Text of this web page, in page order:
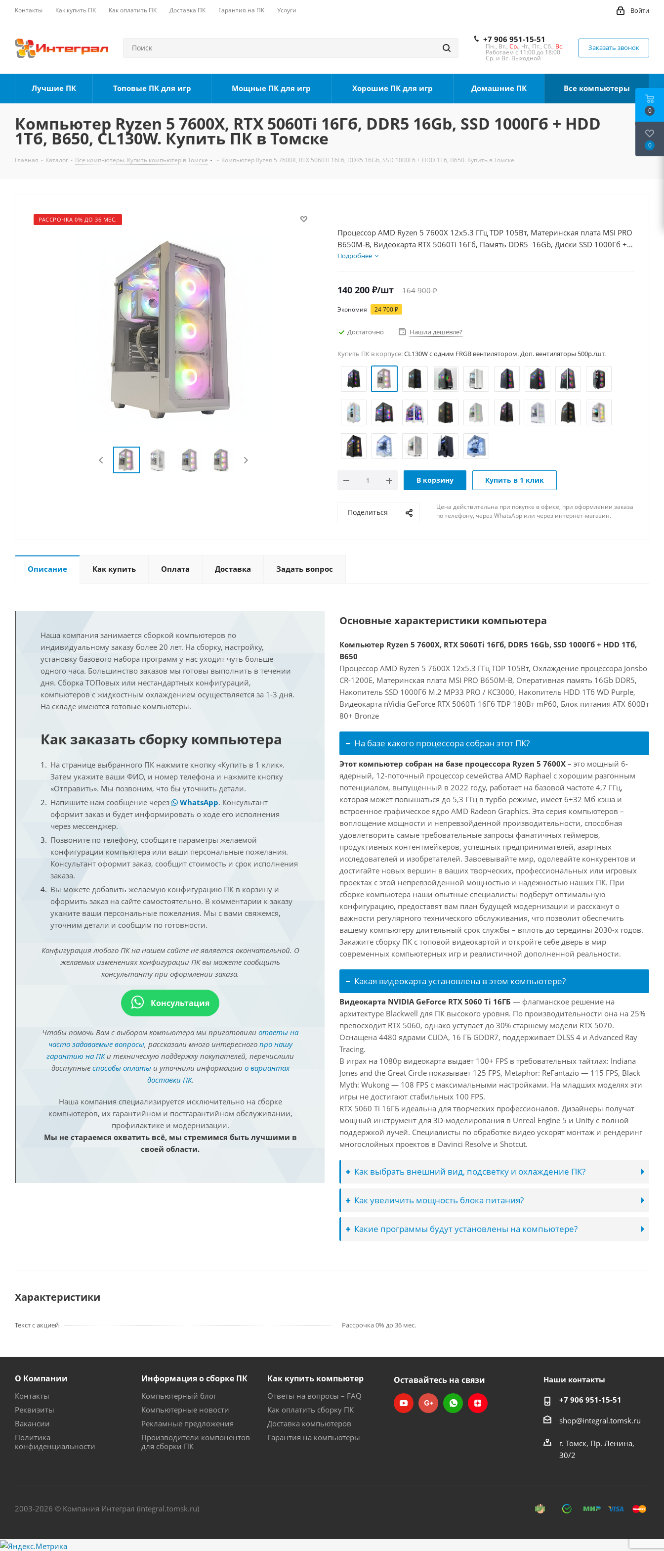
Контакты Как купить ПК Как оплатить ПК Доставка ПК Гарантия на ПК Услуги Войти
+7 906 951-15-51
Пн., Вт., Ср., Чт., Пт., Сб., Вс.
Работаем с 11:00 до 18:00
Ср. и Вс. Выходной
Заказать звонок
Лучшие ПК Топовые ПК для игр Мощные ПК для игр Хорошие ПК для игр Домашние ПК Все компьютеры
Компьютер Ryzen 5 7600X, RTX 5060Ti 16Гб, DDR5 16Gb, SSD 1000Гб + HDD
1Тб, B650, CL130W. Купить ПК в Томске
Главная - Каталог - Все компьютеры. Купить компьютер в Томске - Компьютер Ryzen 5 7600X, RTX 5060Ti 16Гб, DDR5 16Gb, SSD 1000Гб + HDD 1Тб, B650. Купить в Томске
РАССРОЧКА 0% ДО 36 МЕС.
Процессор AMD Ryzen 5 7600X 12x5.3 ГГц TDP 105Вт, Материнская плата MSI PRO
B650M-B, Видеокарта RTX 5060Ti 16Гб, Память DDR5 16Gb, Диски SSD 1000Гб +
HDD 1Тб, БП 600Вт
Подробнее
140 200 ₽/шт 164 900₽
Экономия 24 700₽
Достаточно Нашли дешевле?
Купить ПК в корпусе:CL130W c одним FRGB вентилятором. Доп. вентиляторы 500р./шт.
В корзину Купить в 1 клик
Поделиться
Цена действительна при покупке в офисе, при оформлении заказа
по телефону, через WhatsApp или через интернет-магазин.
Описание Как купить Оплата Доставка Задать вопрос
Наша компания занимается сборкой компьютеров по
индивидуальному заказу более 20 лет. На сборку, настройку,
установку базового набора программ у нас уходит чуть больше
одного часа. Большинство заказов мы готовы выполнить в течении
дня. Сборка ТОПовых или нестандартных конфигураций,
компьютеров с жидкостным охлаждением осуществляется за 1-3 дня.
На складе имеются готовые компьютеры.
Как заказать сборку компьютера
На странице выбранного ПК нажмите кнопку «Купить в 1 клик».
Затем укажите ваши ФИО, и номер телефона и нажмите кнопку
«Отправить». Мы позвоним, что бы уточнить детали.
Напишите нам сообщение через
WhatsApp. Консультант
оформит заказ и будет информировать о ходе его исполнения
через мессенджер.
Позвоните по телефону, сообщите параметры желаемой
конфигурации компьютера или ваши персональные пожелания.
Консультант оформит заказ, сообщит стоимость и срок исполнения
заказа.
Вы можете добавить желаемую конфигурацию ПК в корзину и
оформить заказ на сайте самостоятельно. В комментарии к заказу
укажите ваши персональные пожелания. Мы с вами свяжемся,
уточним детали и сообщим по готовности.
Конфигурация любого ПК на нашем сайте не является окончательной. О
желаемых изменениях конфигурации ПК вы можете сообщить
консультанту при оформлении заказа.
Консультация
Чтобы помочь Вам с выбором компьютера мы приготовили ответы на
часто задаваемые вопросы, рассказали много интересного про нашу
гарантию на ПКи техническую поддержку покупателей, перечислили
доступные способы оплатыи уточнили информацию о вариантах
доставки ПК.
Наша компания специализируется исключительно на сборке
компьютеров, их гарантийном и постгарантийном обслуживании,
профилактике и модернизации.
Мы не стараемся охватить всё, мы стремимся быть лучшими в
своей области.
Основные характеристики компьютера
Компьютер Ryzen 5 7600X, RTX 5060Ti 16Гб, DDR5 16Gb, SSD 1000Гб + HDD 1Тб,
B650
Процессор AMD Ryzen 5 7600X 12x5.3 ГГц TDP 105Вт, Охлаждение процессора Jonsbo
CR-1200E, Материнская плата MSI PRO B650M-B, Оперативная память 16Gb DDR5,
Накопитель SSD 1000Гб M.2 MP33 PRO / KC3000, Накопитель HDD 1Тб WD Purple,
Видеокарта nVidia GeForce RTX 5060Ti 16Гб TDP 180Вт mP60, Блок питания ATX 600Вт
80+ Bronze
На базе какого процессора собран этот ПК?
Этот компьютер собран на базе процессора Ryzen 5 7600X – это мощный 6-
ядерный, 12-поточный процессор семейства AMD Raphael с хорошим разгонным
потенциалом, выпущенный в 2022 году, работает на базовой частоте 4,7 ГГц,
которая может повышаться до 5,3 ГГц в турбо режиме, имеет 6+32 Мб кэша и
встроенное графическое ядро AMD Radeon Graphics. Эта серия компьютеров –
воплощение мощности и непревзойденной производительности, способная
удовлетворить самые требовательные запросы фанатичных геймеров,
продуктивных контентмейкеров, успешных предпринимателей, азартных
исследователей и изобретателей. Завоевывайте мир, одолевайте конкурентов и
достигайте новых вершин в ваших творческих, профессиональных или игровых
проектах с этой непревзойденной мощностью и надежностью наших ПК. При
сборке компьютера наши опытные специалисты подберут оптимальную
конфигурацию, предоставят вам план будущей модернизации и расскажут о
важности регулярного технического обслуживания, что позволит обеспечить
вашему компьютеру длительный срок службы – вплоть до середины 2030-х годов.
Закажите сборку ПК с топовой видеокартой и откройте себе дверь в мир
современных компьютерных игр и реалистичной дополненной реальности.
Какая видеокарта установлена в этом компьютере?
Видеокарта NVIDIA GeForce RTX 5060 Ti 16ГБ — флагманское решение на
архитектуре Blackwell для ПК высокого уровня. По производительности она на 25%
превосходит RTX 5060, однако уступает до 30% старшему модели RTX 5070.
Оснащена 4480 ядрами CUDA, 16 ГБ GDDR7, поддерживает DLSS 4 и Advanced Ray
Tracing.
В играх на 1080p видеокарта выдаёт 100+ FPS в требовательных тайтлах: Indiana
Jones and the Great Circle показывает 125 FPS, Metaphor: ReFantazio — 115 FPS, Black
Myth: Wukong — 108 FPS с максимальными настройками. На младших моделях эти
игры не достигают стабильных 100 FPS.
RTX 5060 Ti 16ГБ идеальна для творческих профессионалов. Дизайнеры получат
мощный инструмент для 3D-моделирования в Unreal Engine 5 и Unity с полной
поддержкой лучей. Специалисты по обработке видео ускорят монтаж и рендеринг
многослойных проектов в Davinci Resolve и Shotcut.
Как выбрать внешний вид, подсветку и охлаждение ПК?
Как увеличить мощность блока питания?
Какие программы будут установлены на компьютере?
Характеристики
Текст с акцией Рассрочка 0% до 36 мес.
О Компании
Контакты
Реквизиты
Вакансии
Политика
конфиденциальности
Информация о сборке ПК
Компьютерный блог
Компьютерные новости
Рекламные предложения
Производители компонентов
для сборки ПК
Как купить компьютер
Ответы на вопросы – FAQ
Как оплатить сборку ПК
Доставка компьютеров
Гарантия на компьютеры
Оставайтесь на связи Наши контакты
+7 906 951-15-51
shop@integral.tomsk.ru
г. Томск, Пр. Ленина,
30/2
2003-2026 © Компания Интеграл (integral.tomsk.ru)
0
0